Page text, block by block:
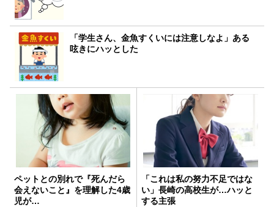
「学生さん、金魚すくいには注意しなよ」ある
呟きにハッとした
ペットとの別れで『死んだら
会えないこと』を理解した4歳
児が…
「これは私の努力不足ではな
い」長崎の高校生が…ハッと
する主張